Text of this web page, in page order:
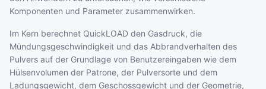
Komponenten und Parameter zusammenwirken.
Im Kern berechnet QuickLOAD den Gasdruck, die
Mündungsgeschwindigkeit und das Abbrandverhalten des
Pulvers auf der Grundlage von Benutzereingaben wie dem
Hülsenvolumen der Patrone, der Pulversorte und dem
Ladungsgewicht, dem Geschossgewicht und der Geometrie,